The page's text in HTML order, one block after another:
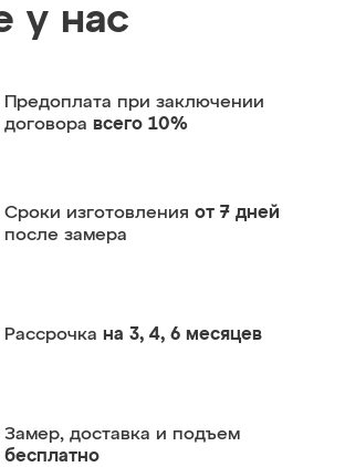
у нас
Предоплата при заключении
договора всего 10%
Сроки изготовления от 7 дней
после замера
Рассрочка на 3, 4, 6 месяцев
Замер, доставка и подъем
бесплатно